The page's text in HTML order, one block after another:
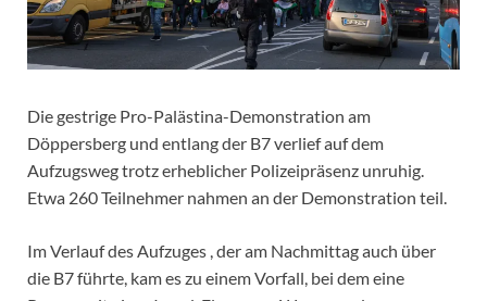
Die gestrige Pro-Palästina-Demonstration am
Döppersberg und entlang der B7 verlief auf dem
Aufzugsweg trotz erheblicher Polizeipräsenz unruhig.
Etwa 260 Teilnehmer nahmen an der Demonstration teil.
Im Verlauf des Aufzuges , der am Nachmittag auch über
die B7 führte, kam es zu einem Vorfall, bei dem eine